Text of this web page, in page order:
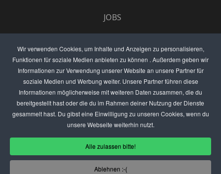
Wir verwenden Cookies, um Inhalte und Anzeigen zu personalisieren,
Funktionen für soziale Medien anbieten zu können . Außerdem geben wir
Informationen zur Verwendung unserer Website an unsere Partner für
soziale Medien und Werbung weiter. Unsere Partner führen diese
Informationen möglicherweise mit weiteren Daten zusammen, die du
bereitgestellt hast oder die du im Rahmen deiner Nutzung der Dienste
gesammelt hast. Du gibst eine Einwilligung zu unseren Cookies, wenn du
unsere Webseite weiterhin nutzt.
Alle zulassen bitte!
Ablehnen :-(
JOBS
ANZEIGEN PREISE
BEWERTET UNS
KONTAKT
THEMENVORSCHLAG
DEIN LOKAL VORSTELLEN